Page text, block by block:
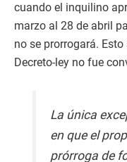
cuando el inquilino
marzo al 28 de abril
no se prorrogará.
Decreto-ley no fue
La única
en que el
prórroga de